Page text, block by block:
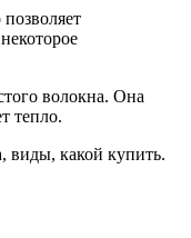
волокна. Она
тепло.